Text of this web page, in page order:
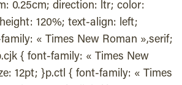
0.25cm; direction: ltr; color:
120%; text-align: left;
« Times New Roman »,serif;
{ font-family: « Times New
12pt; }p.ctl { font-family: « Times